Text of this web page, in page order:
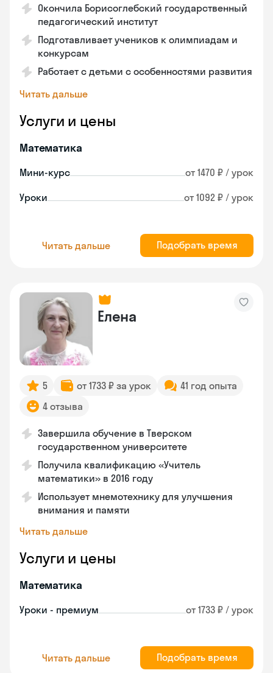
Окончила Борисоглебский государственный
педагогический институт
Подготавливает учеников к олимпиадам и
конкурсам
Работает с детьми с особенностями развития
Читать дальше
Услуги и цены
Математика
Мини-курс от 1470 ₽ / урок
Уроки от 1092 ₽ / урок
Читать дальше Подобрать время
Елена
5 от 1733 ₽ за урок
41 год опыта
4 отзыва
Завершила обучение в Тверском
государственном университете
Получила квалификацию «Учитель
математики» в 2016 году
Использует мнемотехнику для улучшения
внимания и памяти
Читать дальше
Услуги и цены
Математика
Уроки - премиум от 1733 ₽ / урок
Читать дальше Подобрать время